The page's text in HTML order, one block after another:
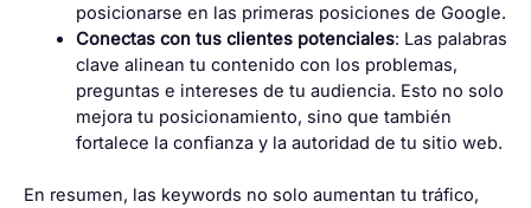
posicionarse en las primeras posiciones de Google.
Conectas con tus clientes potenciales: Las palabras
clave alinean tu contenido con los problemas,
preguntas e intereses de tu audiencia. Esto no solo
mejora tu posicionamiento, sino que también
fortalece la confianza y la autoridad de tu sitio web.
En resumen, las keywords no solo aumentan tu tráfico,